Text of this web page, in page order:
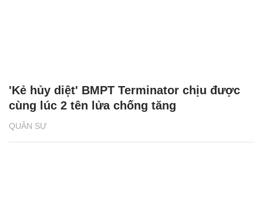
QUÂN SỰ
'Kẻ hủy diệt' BMPT Terminator chịu được
cùng lúc 2 tên lửa chống tăng